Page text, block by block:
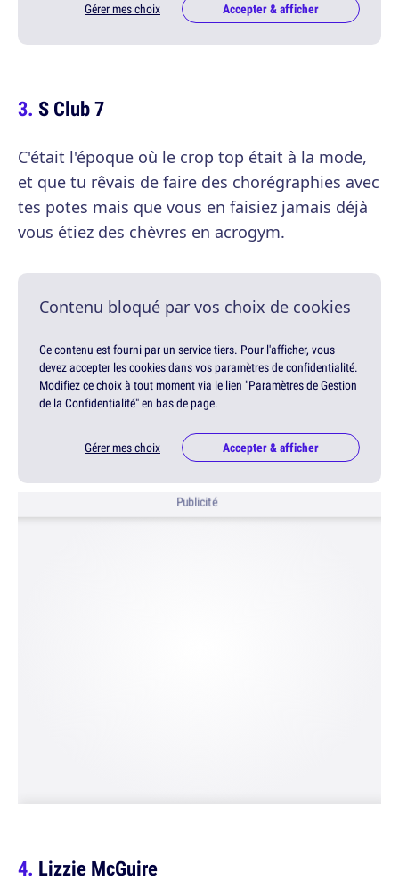
Gérer mes choix Accepter & afficher
S Club 7
C'était l'époque où le crop top était à la mode,
et que tu rêvais de faire des chorégraphies avec
tes potes mais que vous en faisiez jamais déjà
vous étiez des chèvres en acrogym.
Contenu bloqué par vos choix de cookies
Ce contenu est fourni par un service tiers. Pour l'afficher, vous
devez accepter les cookies dans vos paramètres de confidentialité.
Modifiez ce choix à tout moment via le lien "Paramètres de Gestion
de la Confidentialité" en bas de page.
Gérer mes choix Accepter & afficher
Publicité
Lizzie McGuire